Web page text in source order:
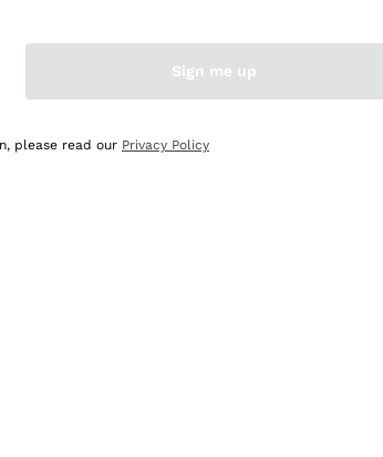
👍
Sign me up
please read our Privacy Policy